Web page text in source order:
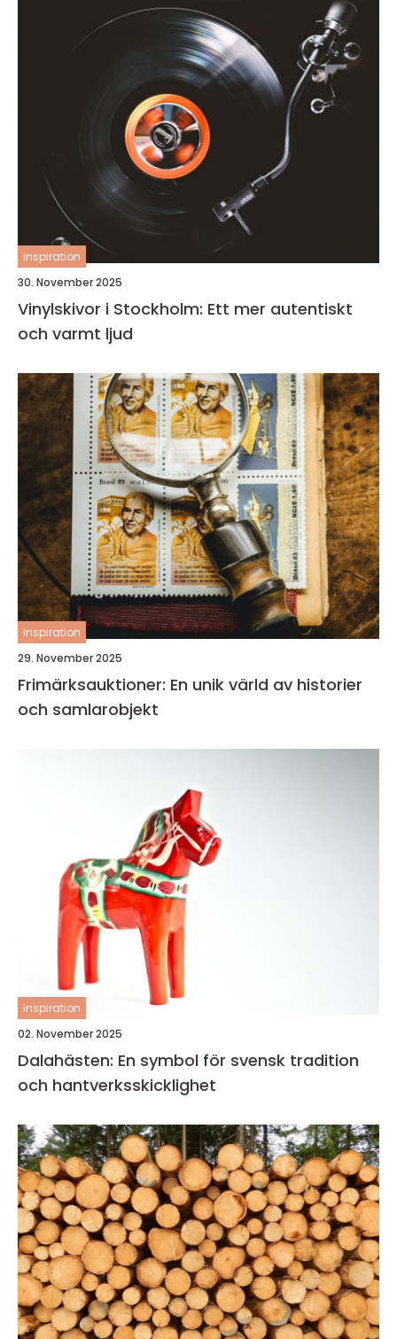
inspiration
30. November 2025
Vinylskivor i Stockholm: Ett mer autentiskt
och varmt ljud
inspiration
29. November 2025
Frimärksauktioner: En unik värld av historier
och samlarobjekt
inspiration
02. November 2025
Dalahästen: En symbol för svensk tradition
och hantverksskicklighet